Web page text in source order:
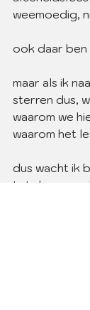
weemoedig,
ook daar ben
maar als ik
sterren dus,
waarom we
waarom het
dus wacht ik
tot de zon